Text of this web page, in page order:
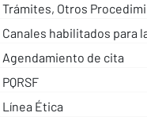
Trámites, Otros
Canales habilitados para
Agendamiento de cita
PQRSF
Línea Ética